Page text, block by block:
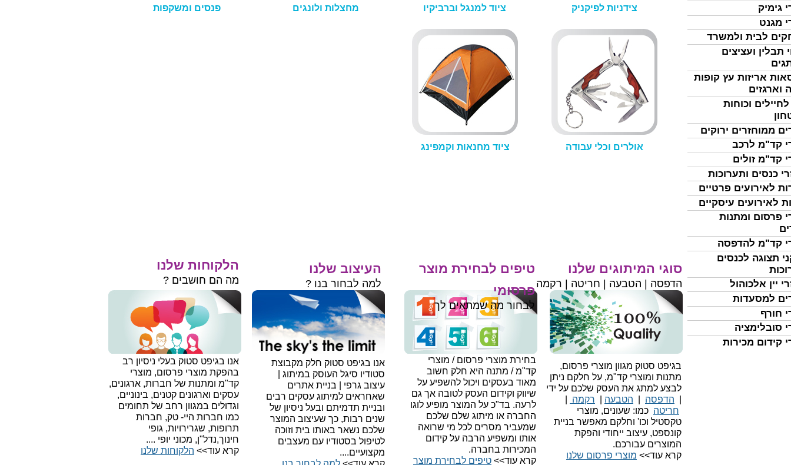
גימיק
מגנט
לבית ולמשרד
תבלין ועציצים
אריזות עץ קופות
וארגזים
לחיילים וכוחות
ממוחזרים ירוקים
קד"מ לרכב
קד"מ זולים
כנסים ותערוכות
לאירועים פרטיים
לאירועים עיסקיים
פרסום ומתנות
קד"מ להדפסה
תצוגה לכנסים
יין אלכוהול
למסעדות
חורף
סובלימציה
קידום מכירות
צידניות לפיקניק ציוד למנגל וברביקיו מחצלות ולונגים פנסים ומשקפות
אולרים וכלי עבודה ציוד מחנאות וקמפינג
אנו בגיפט סטוק חלק מקבוצת
סטודיו סיגל העוסק במיתוג |
עיצוב גרפי | בניית אתרים
שאחראים למיתוג עסקים רבים
ובניית תדמיתם ובעל ניסיון של
שנים רבות, כך שעיצוב המוצר
שלכם נשאר באותו בית וזוכה
לטיפול בסטודיו עם מעצבים
מקצועיים....
בגיפט סטוק מגוון מוצרי פרסום,
מתנות ומוצרי קד"מ, על חלקם ניתן
לבצע למתג את העסק שלכם על ידי
הדפסה הטבעה רקמה
חריטה כמו: שעונים, מוצרי
טקסטיל וכו' וחלקם מאפשר בניית
קונספט, עיצוב ייחודי והפקת
המוצרים עבורכם.
קרא עוד>> מוצרי פרסום שלנו
אנו בגיפט סטוק בעלי ניסיון רב
בהפקת מוצרי פרסום, מוצרי
קד"מ ומתנות של חברות, ארגונים,
עסקים וארגונים קטנים, בינוניים,
וגדולים במגוון רחב של תחומים
כמו חברות היי- טק, חברות
תרופות, שגרירויות, גופי
חינוך,נדל"ן, מכוני יופי ....
קרא עוד>> הלקוחות שלנו
בחירת מוצרי פרסום / מוצרי
קד"מ / מתנה היא חלק חשוב
מאוד בעסקים ויכול להשפיע על
שיווק וקידום העסק לטובה אך גם
לרעה. בד"כ על המוצר מופיע לוגו
החברה או מיתוג שלם שלכם
שמעביר מסרים לכל מי שרואה
אותו ומשפיע הרבה על קידום
המכירות בחברה.
קרא עוד>> טיפים לבחירת מוצר
טיפים לבחירת מוצר
פרסומי
לבחור מה שמתאים לך
העיצוב שלנו
למה לבחור בנו ?
סוגי המיתוגים שלנו
הדפסה | הטבעה | חריטה | רקמה
הלקוחות שלנו
מה הם חושבים ?